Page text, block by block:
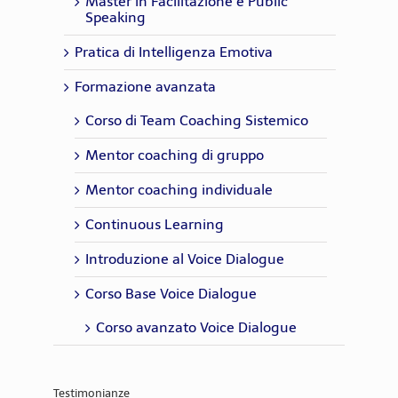
Speaking
Pratica di Intelligenza Emotiva
Formazione avanzata
Corso di Team Coaching Sistemico
Mentor coaching di gruppo
Mentor coaching individuale
Continuous Learning
Introduzione al Voice Dialogue
Corso Base Voice Dialogue
Corso avanzato Voice Dialogue
Testimonianze